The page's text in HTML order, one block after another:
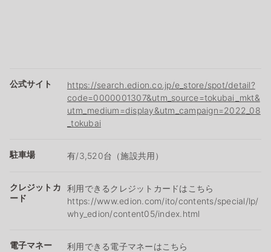
公式サイト
https://search.edion.co.jp/e_store/spot/detail?
code=0000001307&utm_source=tokubai_mkt&
utm_medium=display&utm_campaign=2022_08
_tokubai
駐車場 有/3,520台（施設共用）
クレジットカ
ード
利用できるクレジットカードはこちら
https://www.edion.com/ito/contents/special/lp/
why_edion/content05/index.html
電子マネー
利用できる電子マネーはこちら